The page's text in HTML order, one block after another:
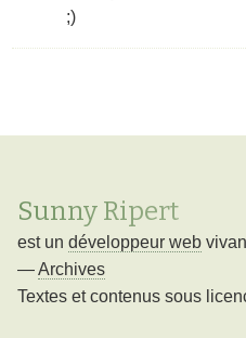
;)
Sunny Ripert
est un développeur web
—Archives
Textes et contenus sous